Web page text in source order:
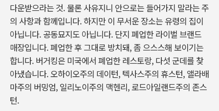
다운받으라는 것. 물론 사유지니 안으로는 들어가지 말라는 주
의 사항과 함께입니다. 하지만 이 무서운 장소는 유령의 집이
아닙니다. 공동묘지도 아닙니다. 단지 폐업한 라이벌 브랜드
매장입니다. 폐업한 후 그대로 방치돼, 좀 으스스해 보이기는
합니다. 버거킹은 미국에서 폐업한 레스토랑, 다섯 군데를 찾
아냈습니다. 오하이오주의 데이턴, 텍사스주의 휴스턴, 앨라배
마주의 버밍엄, 일리노이주의 맥헨리, 로드아일랜드주의 존스
턴.